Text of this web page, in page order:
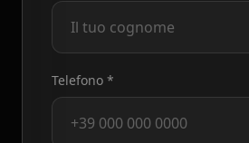
Telefono *